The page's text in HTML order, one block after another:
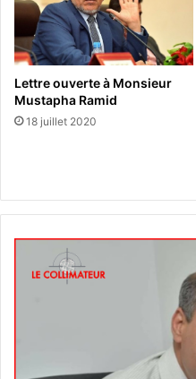
Lettre ouverte à Monsieur
Mustapha Ramid
18 juillet 2020